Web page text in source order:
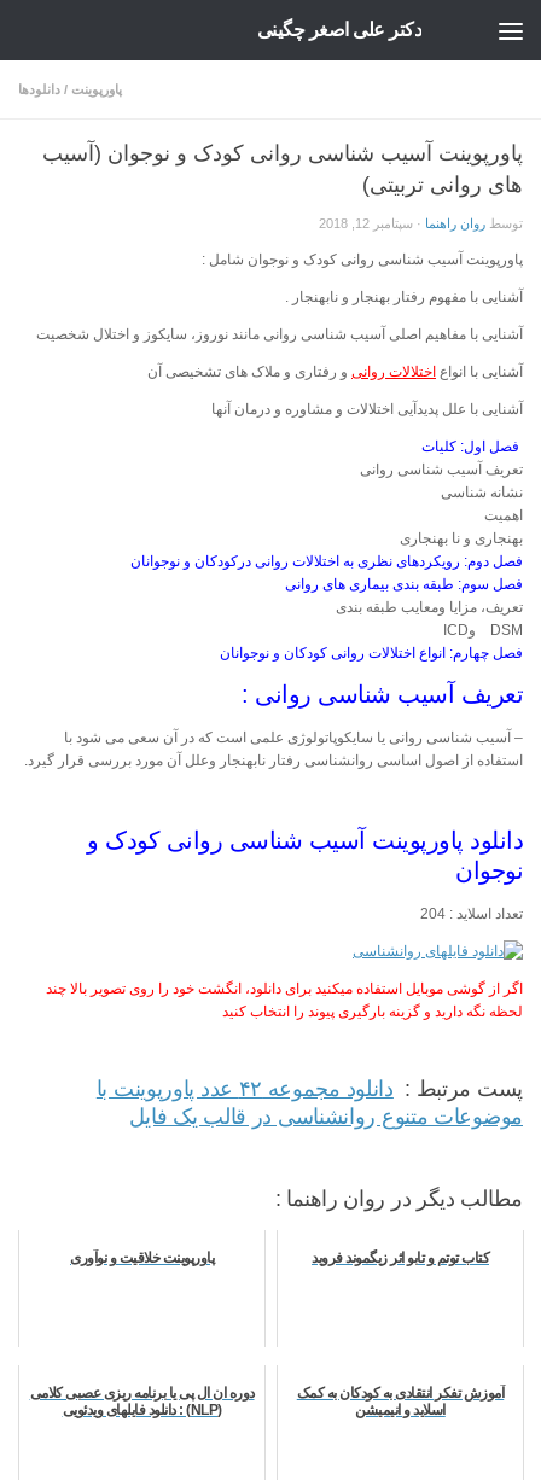
دکتر علی اصغر چگینی
پاورپوینت / دانلودها
پاورپوینت آسیب شناسی روانی کودک و نوجوان (آسیب
های روانی تربیتی)
توسط روان راهنما · سپتامبر 12, 2018
پاورپوینت آسیب شناسی روانی کودک و نوجوان شامل :
آشنایی با مفهوم رفتار بهنجار و نابهنجار .
آشنایی با مفاهیم اصلی آسیب شناسی روانی مانند نوروز، سایکوز و اختلال شخصیت
آشنایی با انواع اختلالات روانی و رفتاری و ملاک های تشخیصی آن
آشنایی با علل پدیدآیی اختلالات و مشاوره و درمان آنها
فصل اول: کلیات
تعریف آسیب شناسی روانی
نشانه شناسی
اهمیت
بهنجاری و نا بهنجاری
فصل دوم: رویکردهای نظری به اختلالات روانی درکودکان و نوجوانان
فصل سوم: طبقه بندی بیماری های روانی
تعریف، مزایا ومعایب طبقه بندی
DSM وICD
فصل چهارم: انواع اختلالات روانی کودکان و نوجوانان
تعریف آسیب شناسی روانی :
– آسیب شناسی روانی یا سایکوپاتولوژی علمی است که در آن سعی می شود با
استفاده از اصول اساسی روانشناسی رفتار نابهنجار وعلل آن مورد بررسی قرار گیرد.
دانلود پاورپوینت آسیب شناسی روانی کودک و
نوجوان
تعداد اسلاید : 204
اگر از گوشی موبایل استفاده میکنید برای دانلود، انگشت خود را روی تصویر بالا چند
لحظه نگه دارید و گزینه بارگیری پیوند را انتخاب کنید
پست مرتبط :
دانلود مجموعه ۴۲ عدد پاورپوینت با
موضوعات متنوع روانشناسی در قالب یک فایل
مطالب دیگر در روان راهنما :
کتاب توتم و تابو اثر زیگموند فروید پاورپوینت خلاقیت و نوآوری
آموزش تفکر انتقادی به کودکان به کمک
اسلاید و انیمیشن
دوره ان ال پی یا برنامه ریزی عصبی کلامی
(NLP) : دانلود فایلهای ویدئویی